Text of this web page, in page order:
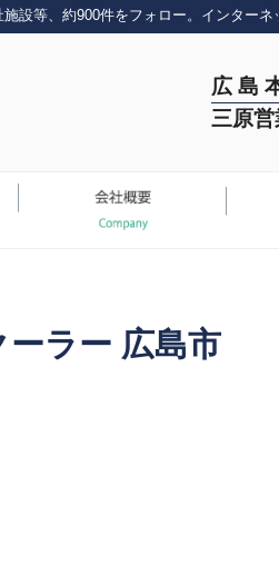
設等、約900件をフォロー。インター
広 島
三原
ラー 広島市